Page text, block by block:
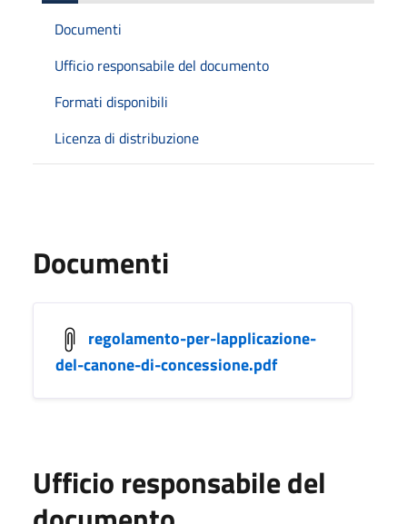
Documenti
Ufficio responsabile del documento
Formati disponibili
Licenza di distribuzione
Documenti
regolamento-per-lapplicazione-
del-canone-di-concessione.pdf
Ufficio responsabile del